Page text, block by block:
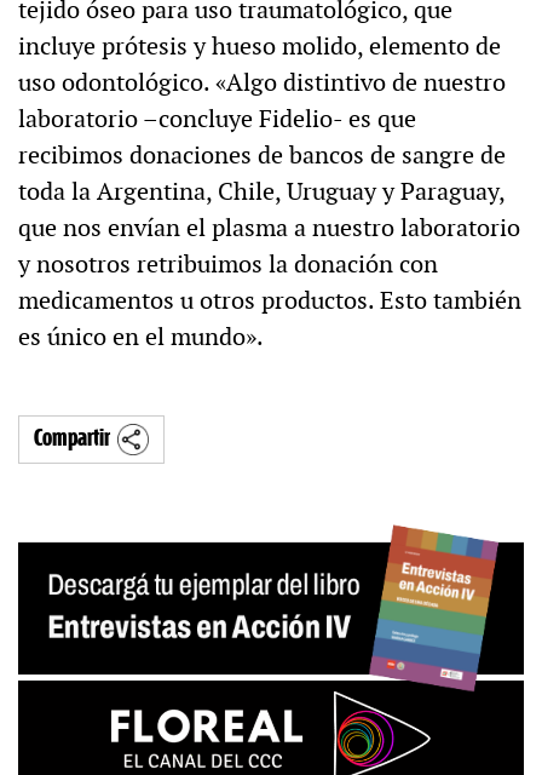
tejido óseo para uso traumatológico, que
incluye prótesis y hueso molido, elemento de
uso odontológico. «Algo distintivo de nuestro
laboratorio –concluye Fidelio- es que
recibimos donaciones de bancos de sangre de
toda la Argentina, Chile, Uruguay y Paraguay,
que nos envían el plasma a nuestro laboratorio
y nosotros retribuimos la donación con
medicamentos u otros productos. Esto también
es único en el mundo».
Compartir